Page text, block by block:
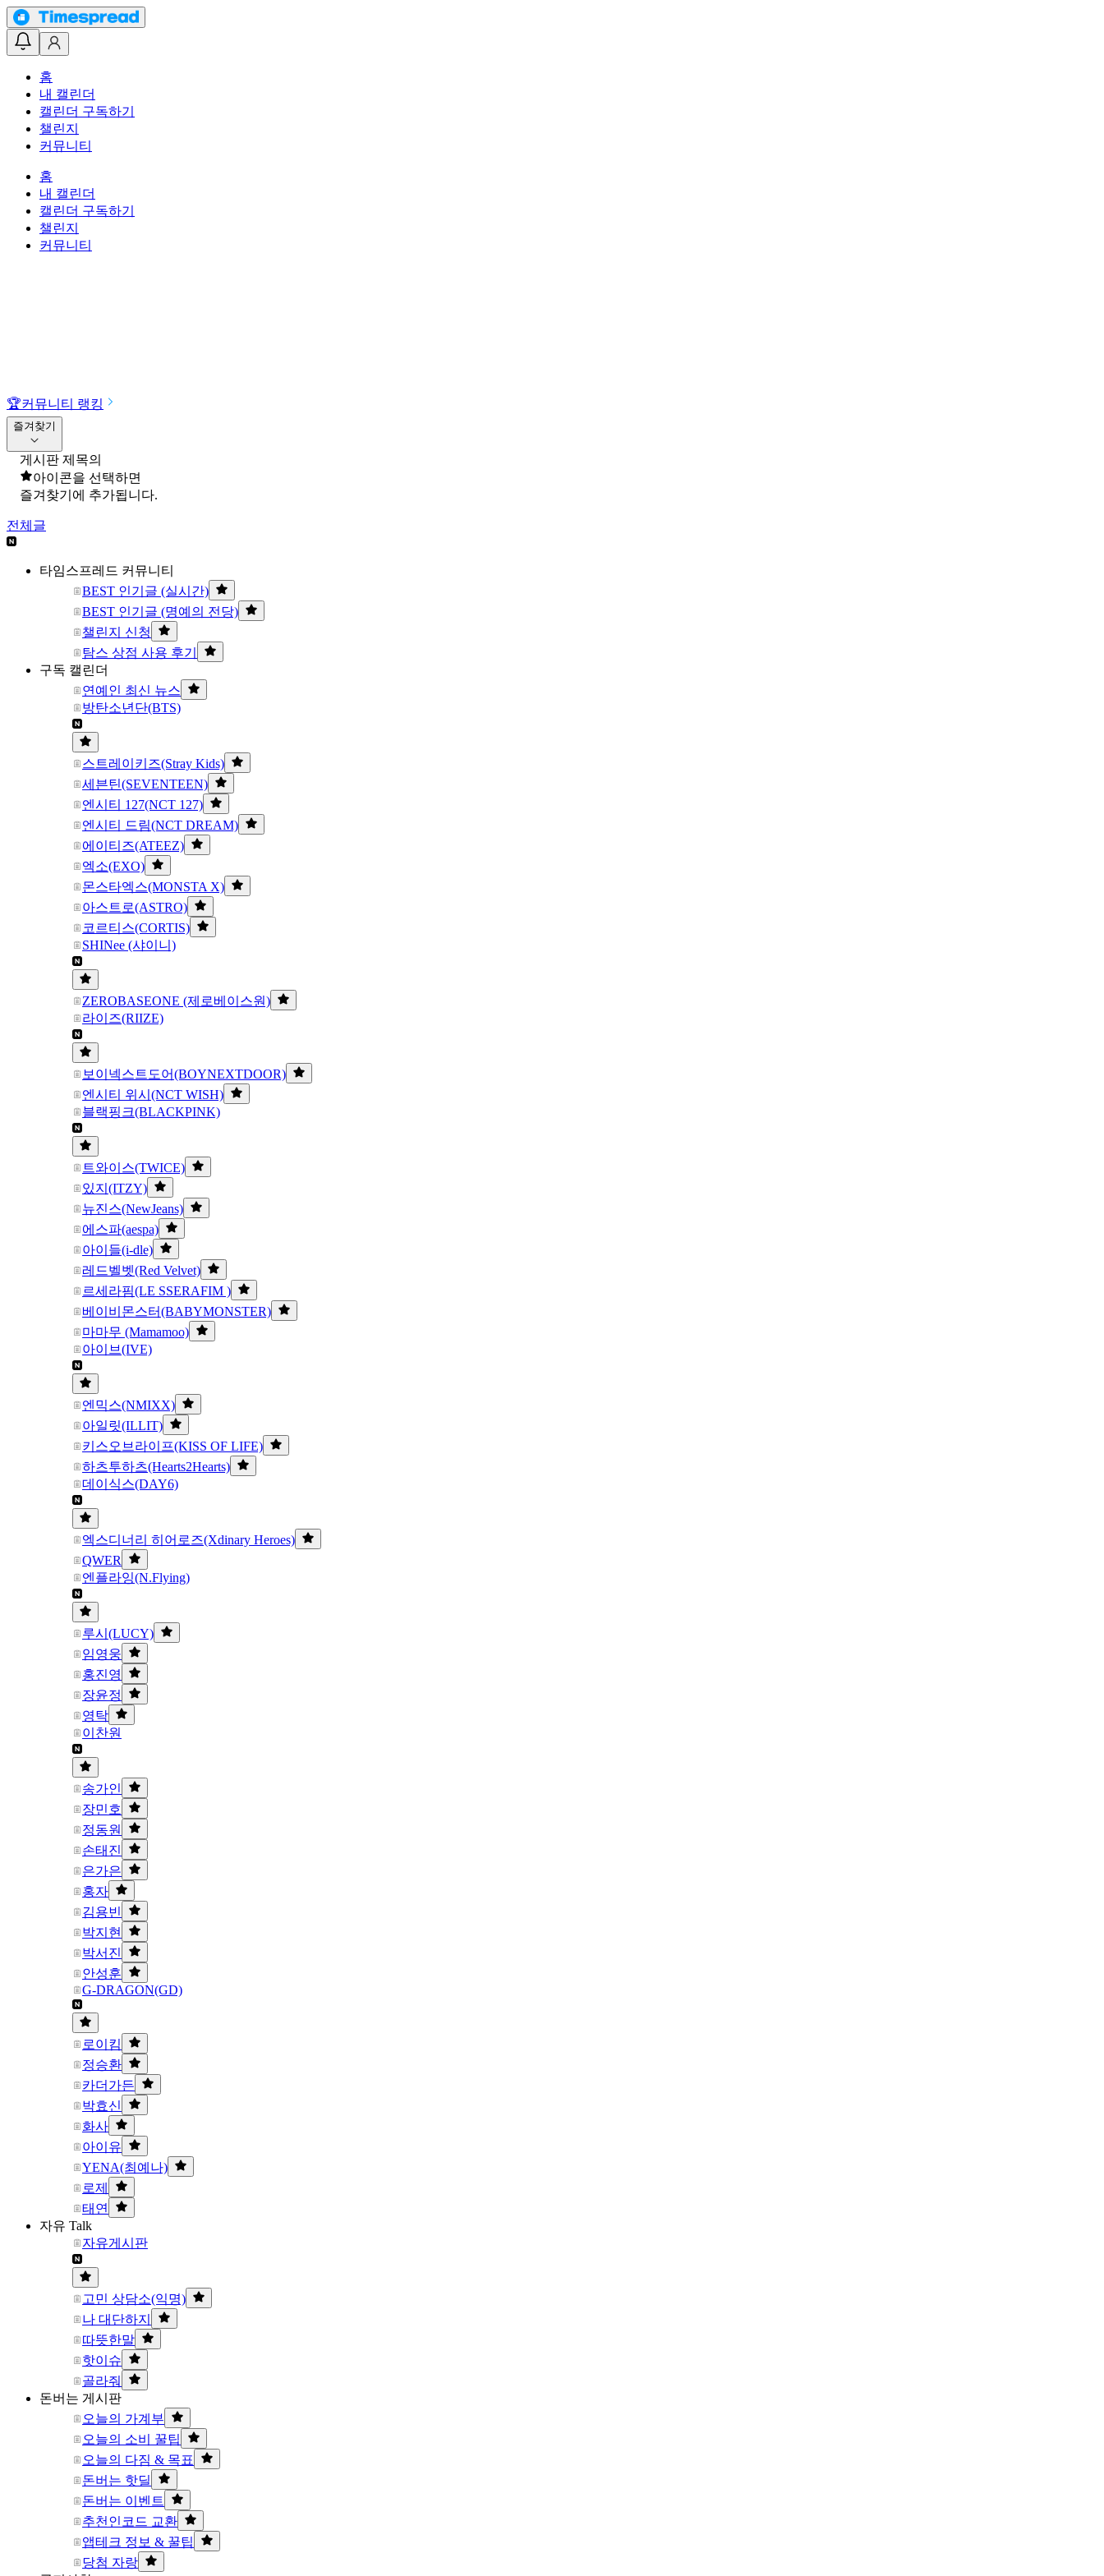
홈
내 캘린더
캘린더 구독하기
챌린지
커뮤니티
홈
내 캘린더
캘린더 구독하기
챌린지
커뮤니티
🏆커뮤니티 랭킹
즐겨찾기
게시판 제목의
아이콘을 선택하면
즐겨찾기에 추가됩니다.
전체글
타임스프레드 커뮤니티
BEST 인기글 (실시간)
BEST 인기글 (명예의 전당)
챌린지 신청
탐스 상점 사용 후기
구독 캘린더
연예인 최신 뉴스
방탄소년단(BTS)
스트레이키즈(Stray Kids)
세븐틴(SEVENTEEN)
엔시티 127(NCT 127)
엔시티 드림(NCT DREAM)
에이티즈(ATEEZ)
엑소(EXO)
몬스타엑스(MONSTA X)
아스트로(ASTRO)
코르티스(CORTIS)
SHINee (샤이니)
ZEROBASEONE (제로베이스원)
라이즈(RIIZE)
보이넥스트도어(BOYNEXTDOOR)
엔시티 위시(NCT WISH)
블랙핑크(BLACKPINK)
트와이스(TWICE)
있지(ITZY)
뉴진스(NewJeans)
에스파(aespa)
아이들(i-dle)
레드벨벳(Red Velvet)
르세라핌(LE SSERAFIM )
베이비몬스터(BABYMONSTER)
마마무 (Mamamoo)
아이브(IVE)
엔믹스(NMIXX)
아일릿(ILLIT)
키스오브라이프(KISS OF LIFE)
하츠투하츠(Hearts2Hearts)
데이식스(DAY6)
엑스디너리 히어로즈(Xdinary Heroes)
QWER
엔플라잉(N.Flying)
루시(LUCY)
임영웅
홍진영
장윤정
영탁
이찬원
송가인
장민호
정동원
손태진
은가은
홍자
김용빈
박지현
박서진
안성훈
G-DRAGON(GD)
로이킴
정승환
카더가든
박효신
화사
아이유
YENA(최예나)
로제
태연
자유 Talk
자유게시판
고민 상담소(익명)
나 대단하지
따뜻한말
핫이슈
골라줘
돈버는 게시판
오늘의 가계부
오늘의 소비 꿀팁
오늘의 다짐 & 목표
돈버는 핫딜
돈버는 이벤트
추천인코드 교환
앱테크 정보 & 꿀팁
당첨 자랑